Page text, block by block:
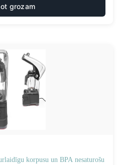
grozam
korpusu un BPA nesaturošu